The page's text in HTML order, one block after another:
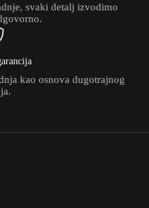
svaki detalj izvodimo
kao osnova dugotrajnog